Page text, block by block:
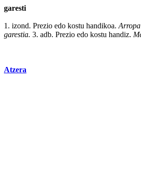
garesti
1. izond. Prezio edo kostu handikoa.
garestia. 3. adb. Prezio edo kostu handiz.
Atzera